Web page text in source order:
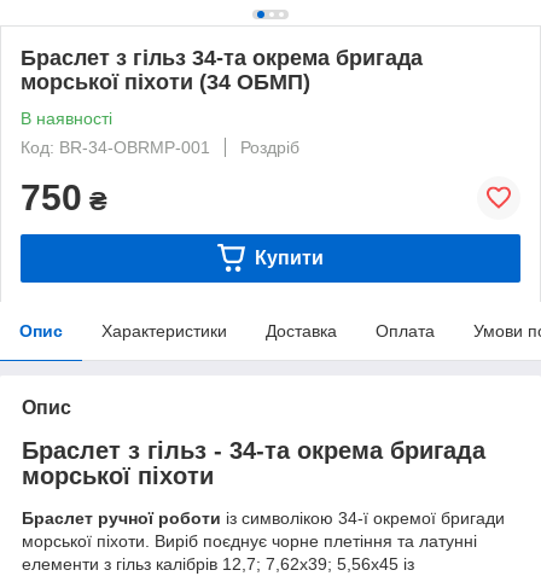
Браслет з гільз 34-та окрема бригада
морської піхоти (34 ОБМП)
В наявності
Код: BR-34-OBRMP-001
Роздріб
750 ₴
Купити
Опис Характеристики Доставка Оплата Умови
Опис
Браслет з гільз - 34-та окрема бригада
морської піхоти
Браслет ручної роботи із символікою 34-ї окремої бригади
морської піхоти. Виріб поєднує чорне плетіння та латунні
елементи з гільз калібрів 12,7; 7,62х39; 5,56х45 із